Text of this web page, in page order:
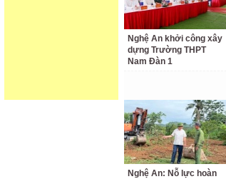
Nghệ An khởi công xây
dựng Trường THPT
Nam Đàn 1
Nghệ An: Nỗ lực hoàn